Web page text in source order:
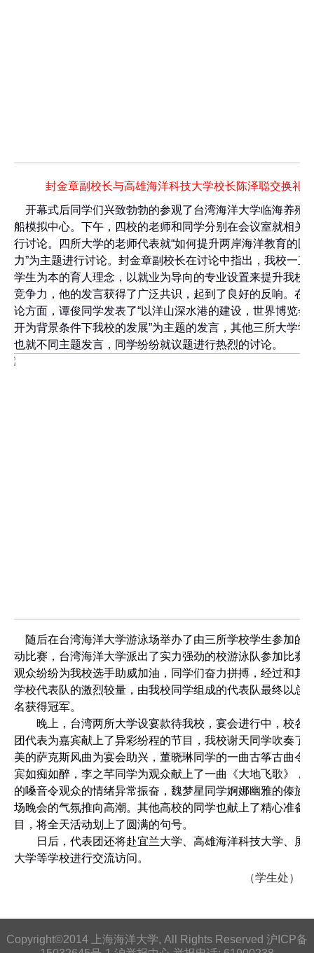
封金章副校长与高雄海洋科技大学校长陈泽聪交换礼物
开幕式后同学们兴致勃勃的参观了台湾海洋大学临海养殖
船模拟中心。下午，四校的老师和同学分别在会议室就相关
行讨论。四所大学的老师代表就“如何提升两岸海洋教育的国
力”为主题进行讨论。封金章副校长在讨论中指出，我校一直
学生为本的育人理念，以就业为导向的专业设置来提升我校
竞争力，他的发言获得了广泛共识，起到了良好的反响。在
论方面，谭俊同学发表了“以洋山深水港的建设，世界博览会
开为背景条件下我校的发展”为主题的发言，其他三所大学学
也就不同主题发言，同学纷纷就议题进行热烈的讨论。
随后在台湾海洋大学游泳场举办了由三所学校学生参加的
动比赛，台湾海洋大学派出了实力强劲的校游泳队参加比赛
观众纷纷为我校选手助威加油，同学们奋力拼搏，经过和其
学校代表队的激烈较量，由我校同学组成的代表队最终以总
名获得冠军。
晚上，台湾两所大学设宴款待我校，宴会进行中，校各
团代表为嘉宾献上了异彩纷程的节目，我校谢天同学吹奏了
美的萨克斯风曲为宴会助兴，董晓琳同学的一曲古筝古曲令
宾如痴如醉，李之芊同学为观众献上了一曲《大地飞歌》，
的嗓音令观众的情绪异常振奋，魏梦星同学婀娜幽雅的傣族
场晚会的气氛推向高潮。其他高校的同学也献上了精心准备
目，将全天活动划上了圆满的句号。
日后，代表团还将赴宜兰大学、高雄海洋科技大学、屏
大学等学校进行交流访问。
（学生处）
Copyright©2014 上海海洋大学, All Rights Reserved 沪ICP备